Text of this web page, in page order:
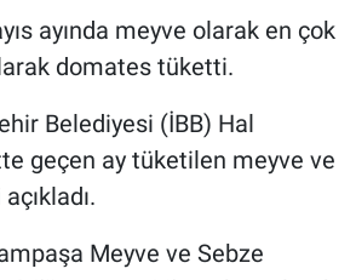
ayında meyve olarak en çok
domates tüketti.
Belediyesi (İBB) Hal
geçen ay tüketilen meyve ve
Meyve ve Sebze